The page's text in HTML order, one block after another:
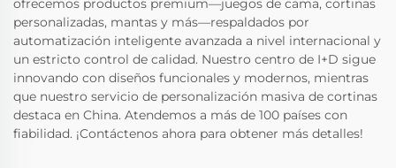
ofrecemos productos premium—juegos de cama, cortinas
personalizadas, mantas y más—respaldados por
automatización inteligente avanzada a nivel internacional y
un estricto control de calidad. Nuestro centro de I+D sigue
innovando con diseños funcionales y modernos, mientras
que nuestro servicio de personalización masiva de cortinas
destaca en China. Atendemos a más de 100 países con
fiabilidad. ¡Contáctenos ahora para obtener más detalles!